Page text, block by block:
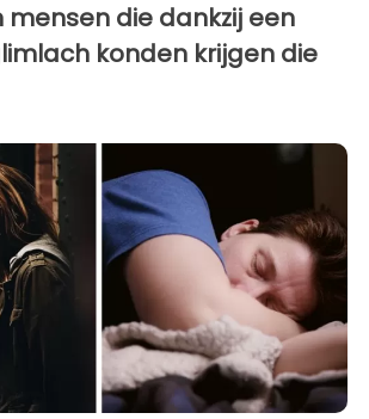
mensen die dankzij een
konden krijgen die